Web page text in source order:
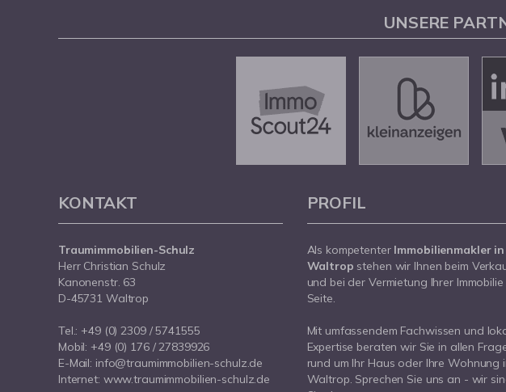
UNSERE
KONTAKT
Traumimmobilien-Schulz
Herr Christian Schulz
Kanonenstr. 63
D-45731 Waltrop
Tel.: +49 (0) 2309 / 5741555
Mobil: +49 (0) 176 / 27839926
E-Mail: info@traumimmobilien-schulz.de
Internet: www.traumimmobilien-schulz.de
PROFIL
Als kompetenter Immobilienmakler in
Waltrop stehen wir Ihnen beim
und bei der Vermietung Ihrer
Seite.
Mit umfassendem Fachwissen und
Expertise beraten wir Sie in allen
rund um Ihr Haus oder Ihre Wohnung
Waltrop. Sprechen Sie uns an - wir